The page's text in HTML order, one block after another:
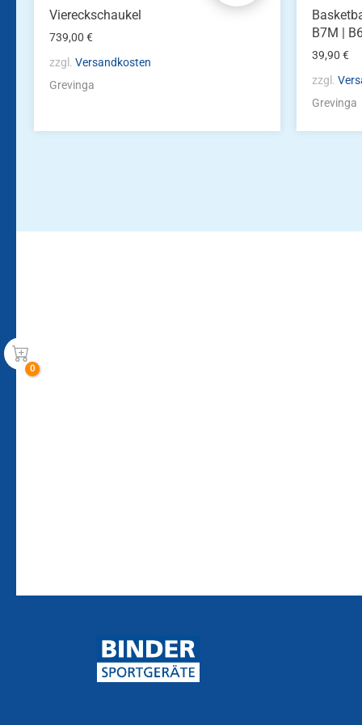
Viereckschaukel
739,00€
zzgl.Versandkosten
Grevinga
B7M |
39,90€
zzgl.
Grevinga